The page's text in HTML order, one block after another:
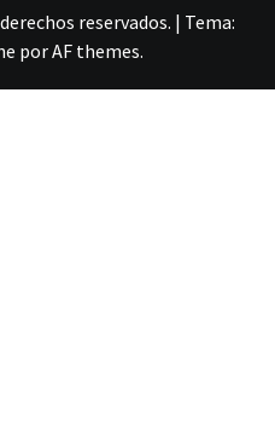
reservados. | Tema:
porAF themes.